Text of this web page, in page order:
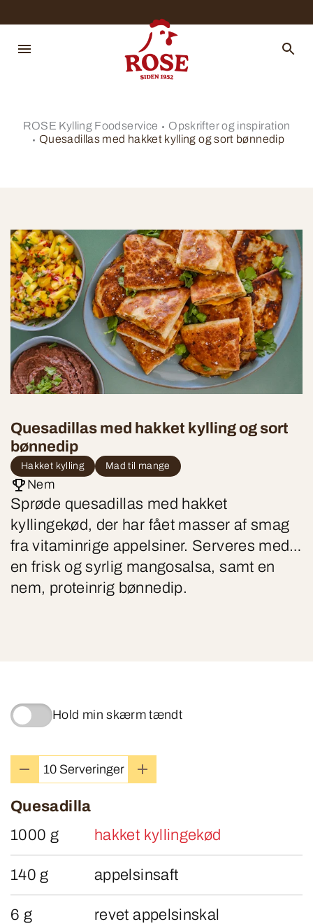
ROSE Kylling Foodservice
Opskrifter og inspiration
Quesadillas med hakket kylling og sort bønnedip
Quesadillas med hakket kylling og sort
bønnedip
Hakket kylling Mad til mange
Nem
Sprøde quesadillas med hakket
kyllingekød, der har fået masser af smag
fra vitaminrige appelsiner. Serveres med
en frisk og syrlig mangosalsa, samt en
nem, proteinrig bønnedip.
Hold min skærm tændt
Quesadilla
1000 g
hakket kyllingekød
140 g appelsinsaft
6 g revet appelsinskal